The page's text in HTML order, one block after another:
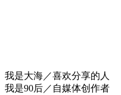
我是大海／喜欢分享的人
我是90后／自媒体创作者